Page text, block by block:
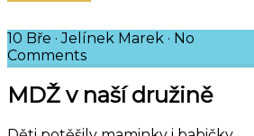
10 Bře · Jelínek Marek · No
Comments
MDŽ v naší družině